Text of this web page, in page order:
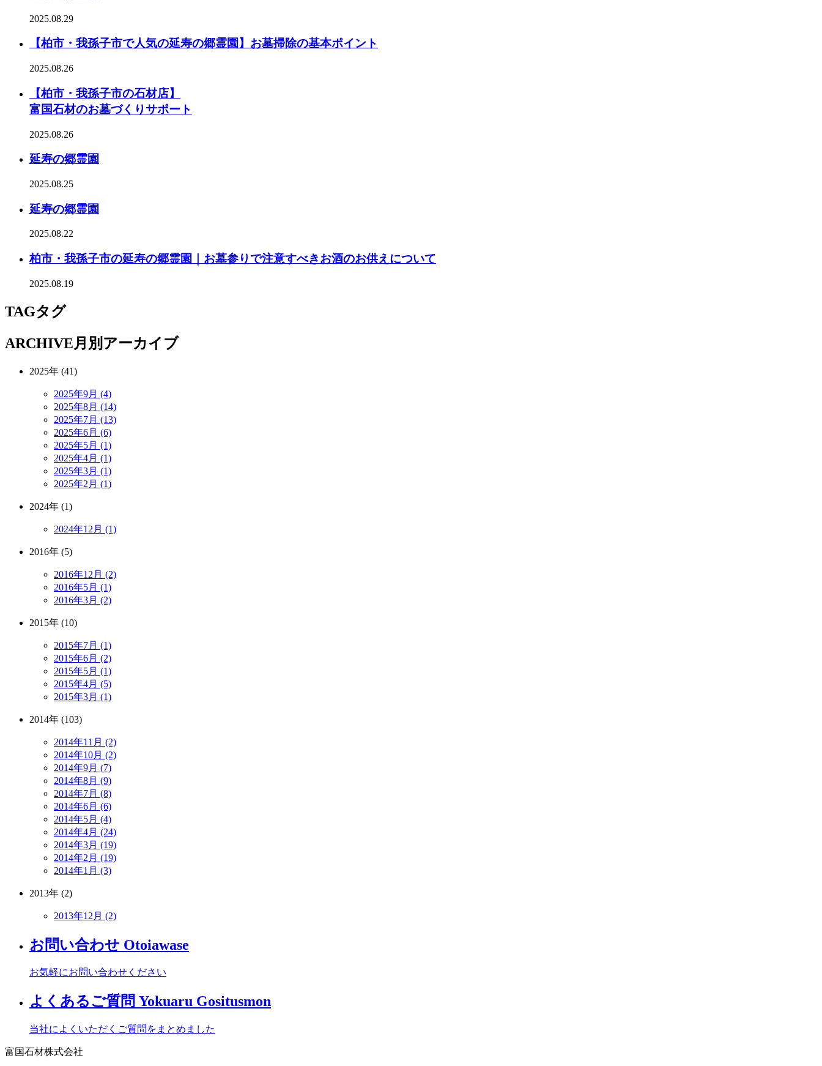
2025.08.29
【柏市・我孫子市で人気の延寿の郷霊園】お墓掃除の基本ポイント
2025.08.26
【柏市・我孫子市の石材店】
富国石材のお墓づくりサポート
2025.08.26
延寿の郷霊園
2025.08.25
延寿の郷霊園
2025.08.22
柏市・我孫子市の延寿の郷霊園｜お墓参りで注意すべきお酒のお供えについて
2025.08.19
TAGタグ
ARCHIVE月別アーカイブ
2025年 (41)
2025年9月 (4)
2025年8月 (14)
2025年7月 (13)
2025年6月 (6)
2025年5月 (1)
2025年4月 (1)
2025年3月 (1)
2025年2月 (1)
2024年 (1)
2024年12月 (1)
2016年 (5)
2016年12月 (2)
2016年5月 (1)
2016年3月 (2)
2015年 (10)
2015年7月 (1)
2015年6月 (2)
2015年5月 (1)
2015年4月 (5)
2015年3月 (1)
2014年 (103)
2014年11月 (2)
2014年10月 (2)
2014年9月 (7)
2014年8月 (9)
2014年7月 (8)
2014年6月 (6)
2014年5月 (4)
2014年4月 (24)
2014年3月 (19)
2014年2月 (19)
2014年1月 (3)
2013年 (2)
2013年12月 (2)
お問い合わせ Otoiawase
お気軽にお問い合わせください
よくあるご質問 Yokuaru Gositusmon
当社によくいただくご質問をまとめました
富国石材株式会社